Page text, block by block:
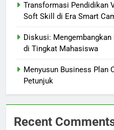
Transformasi Pendidikan
Soft Skill di Era Smart
Diskusi:
di Tingkat Mahasiswa
Menyusun Business Plan
Petunjuk
Recent